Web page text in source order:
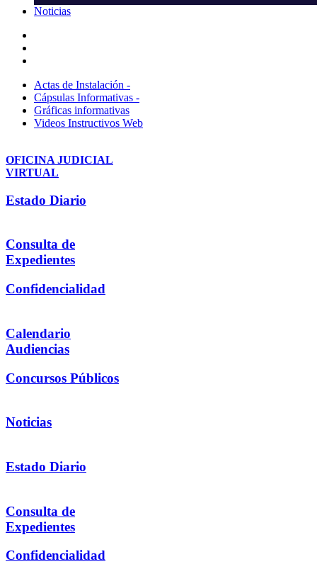
Noticias
Actas de Instalación -
Cápsulas Informativas -
Gráficas informativas
Videos Instructivos Web
OFICINA JUDICIAL
VIRTUAL
Estado Diario
Consulta de
Expedientes
Confidencialidad
Calendario
Audiencias
Concursos Públicos
Noticias
Estado Diario
Consulta de
Expedientes
Confidencialidad